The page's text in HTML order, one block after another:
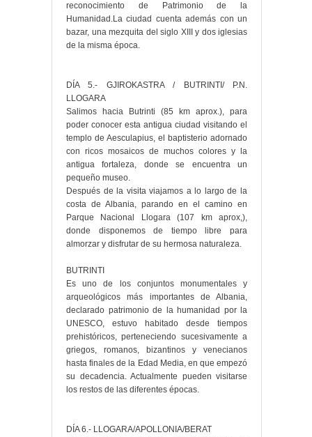
reconocimiento de Patrimonio de la
Humanidad.La ciudad cuenta además con un
bazar, una mezquita del siglo XIII y dos iglesias
de la misma época.
DÍA 5.- GJIROKASTRA / BUTRINTI/ P.N.
LLOGARA
Salimos hacia Butrinti (85 km aprox.), para
poder conocer esta antigua ciudad visitando el
templo de Aesculapius, el baptisterio adornado
con ricos mosaicos de muchos colores y la
antigua fortaleza, donde se encuentra un
pequeño museo.
Después de la visita viajamos a lo largo de la
costa de Albania, parando en el camino en
Parque Nacional Llogara (107 km aprox,),
donde disponemos de tiempo libre para
almorzar y disfrutar de su hermosa naturaleza.
BUTRINTI
Es uno de los conjuntos monumentales y
arqueológicos más importantes de Albania,
declarado patrimonio de la humanidad por la
UNESCO, estuvo habitado desde tiempos
prehistóricos, perteneciendo sucesivamente a
griegos, romanos, bizantinos y venecianos
hasta finales de la Edad Media, en que empezó
su decadencia. Actualmente pueden visitarse
los restos de las diferentes épocas.
DÍA 6.- LLOGARA/APOLLONIA/BERAT